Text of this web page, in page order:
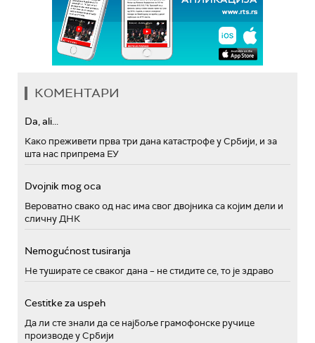
КОМЕНТАРИ
Da, ali...
Како преживети прва три дана катастрофе у Србији, и за
шта нас припрема ЕУ
Dvojnik mog oca
Вероватно свако од нас има свог двојника са којим дели и
сличну ДНК
Nemogućnost tusiranja
Не туширате се сваког дана – не стидите се, то је здраво
Cestitke za uspeh
Да ли сте знали да се најбоље грамофонске ручице
производе у Србији